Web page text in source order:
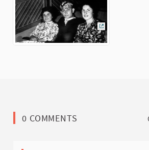
(External link)
0 COMMENTS